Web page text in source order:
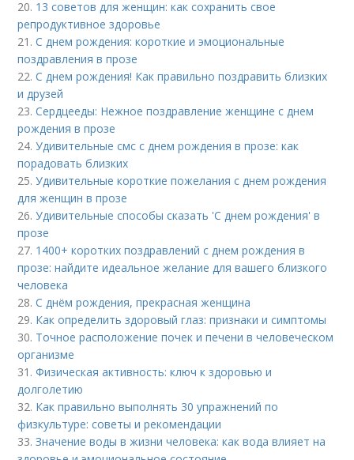
20. 13 советов для женщин: как сохранить свое
репродуктивное здоровье
21.С днем рождения: короткие и эмоциональные
поздравления в прозе
22.С днем рождения! Как правильно поздравить близких
и друзей
23.Сердцееды: Нежное поздравление женщине с днем
рождения в прозе
24.Удивительные смс с днем рождения в прозе: как
порадовать близких
25.Удивительные короткие пожелания с днем рождения
для женщин в прозе
26.Удивительные способы сказать 'С днем рождения' в
прозе
27. 1400+ коротких поздравлений с днем рождения в
прозе: найдите идеальное желание для вашего близкого
человека
28.С днём рождения, прекрасная женщина
29. Как определить здоровый глаз: признаки и симптомы
30. Точное расположение почек и печени в человеческом
организме
31.Физическая активность: ключ к здоровью и
долголетию
32. Как правильно выполнять 30 упражнений по
физкультуре: советы и рекомендации
33.Значение воды в жизни человека: как вода влияет на